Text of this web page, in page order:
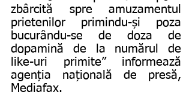
zbârcită spre amuzamentul
prietenilor primindu-și poza
bucurându-se de doza de
dopamină de la numărul de
like-uri primite” informează
agenția națională de presă,
Mediafax.